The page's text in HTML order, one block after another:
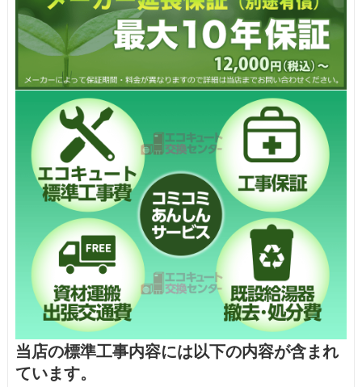
当店の標準工事内容には以下の内容が含まれ
ています。